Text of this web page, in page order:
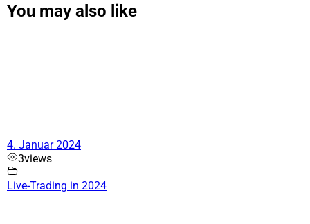
You may also like
4. Januar 2024
3views
Live-Trading in 2024